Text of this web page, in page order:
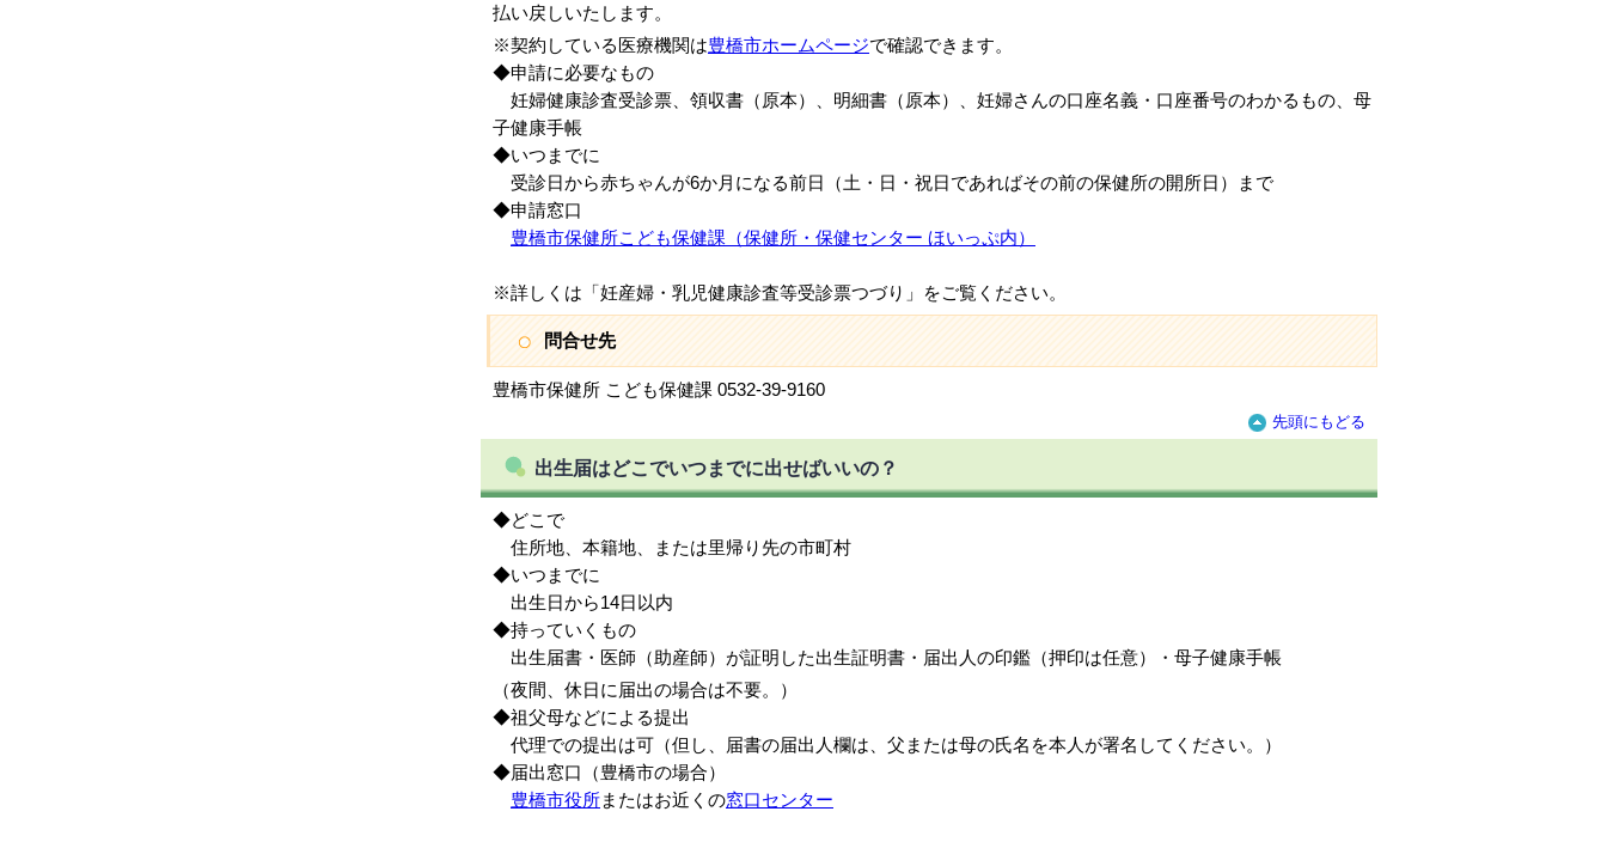
払い戻しいたします。
※契約している医療機関は豊橋市ホームページで確認できます。
◆申請に必要なもの
妊婦健康診査受診票、領収書（原本）、明細書（原本）、妊婦さんの口座名義・口座番号のわかるもの、母
子健康手帳
◆いつまでに
受診日から赤ちゃんが6か月になる前日（土・日・祝日であればその前の保健所の開所日）まで
◆申請窓口
豊橋市保健所こども保健課（保健所・保健センター ほいっぷ内）
※詳しくは「妊産婦・乳児健康診査等受診票つづり」をご覧ください。
問合せ先
豊橋市保健所 こども保健課 0532-39-9160
先頭にもどる
出生届はどこでいつまでに出せばいいの？
◆どこで
住所地、本籍地、または里帰り先の市町村
◆いつまでに
出生日から14日以内
◆持っていくもの
出生届書・医師（助産師）が証明した出生証明書・届出人の印鑑（押印は任意）・母子健康手帳
（夜間、休日に届出の場合は不要。）
◆祖父母などによる提出
代理での提出は可（但し、届書の届出人欄は、父または母の氏名を本人が署名してください。）
◆届出窓口（豊橋市の場合）
豊橋市役所またはお近くの窓口センター